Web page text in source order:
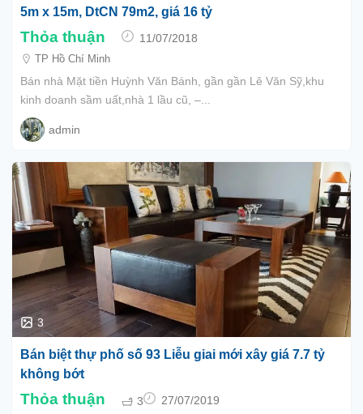
5m x 15m, DtCN 79m2, giá 16 tỷ
Thỏa thuận
11/07/2018
TP Hồ Chí Minh
Bán nhà Mặt tiền Huỳnh Văn Bánh, gần gần Lê Văn Sỹ,khu
kinh doanh sầm uất,nhà 1 lầu cũ, –...
admin
3
Bán biệt thự phố số 93 Liễu giai mới xây giá 7.7 tỷ
không bớt
Thỏa thuận 3
27/07/2019